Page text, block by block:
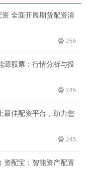
全面开展期货配资清
256
源股票：行情分析与投
246
最佳配资平台，助力您
245
资配宝：智能资产配置